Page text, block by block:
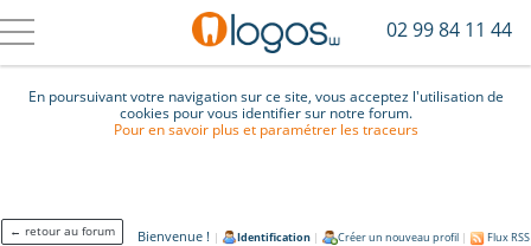
En poursuivant votre navigation sur ce site, vous acceptez l'utilisation de
cookies pour vous identifier sur notre forum.
Pour en savoir plus et paramétrer les traceurs
02 99 84 11 44
← retour au forum Bienvenue ! | Identification | Créer un nouveau profil | Flux RSS